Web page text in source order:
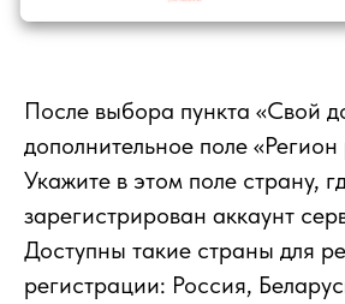
После выбора пункта «Свой
дополнительное поле
Укажите в этом поле страну,
зарегистрирован аккаунт
Доступны такие страны для
регистрации: Россия,